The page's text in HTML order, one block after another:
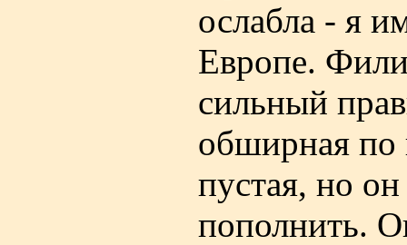
ослабла - я
Европе.
сильный
обширная по
пустая, но
пополнить.